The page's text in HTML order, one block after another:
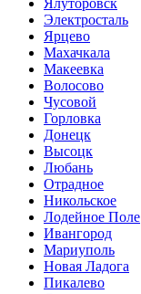
Ялуторовск
Электросталь
Ярцево
Махачкала
Макеевка
Волосово
Чусовой
Горловка
Донецк
Высоцк
Любань
Отрадное
Никольское
Лодейное Поле
Ивангород
Мариуполь
Новая Ладога
Пикалево